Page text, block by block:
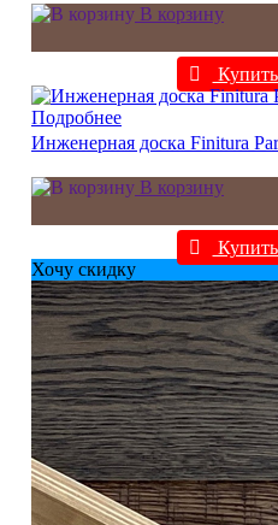
В корзину
Подробнее
Инженерная доска Finitura
В корзину
Хочу скидку